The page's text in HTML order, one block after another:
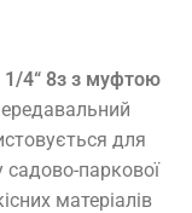
1/4“ 8з з муфтою
для
садово-паркової
матеріалів